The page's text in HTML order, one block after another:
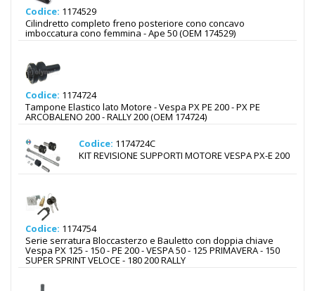
Codice: 1174529
Cilindretto completo freno posteriore cono concavo
imboccatura cono femmina - Ape 50 (OEM 174529)
Codice: 1174724
Tampone Elastico lato Motore - Vespa PX PE 200 - PX PE
ARCOBALENO 200 - RALLY 200 (OEM 174724)
Codice: 1174724C
KIT REVISIONE SUPPORTI MOTORE VESPA PX-E 200
Codice: 1174754
Serie serratura Bloccasterzo e Bauletto con doppia chiave
Vespa PX 125 - 150 - PE 200 - VESPA 50 - 125 PRIMAVERA - 150
SUPER SPRINT VELOCE - 180 200 RALLY